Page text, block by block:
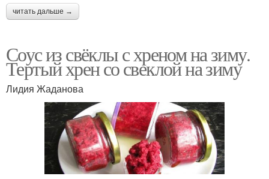
читать дальше →
Соус из свёклы с хреном на зиму.
Тертый хрен со свеклой на зиму
Лидия Жаданова